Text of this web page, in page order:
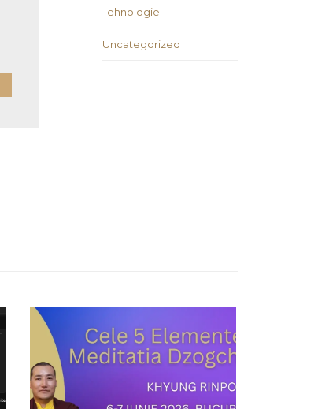
Tehnologie
Uncategorized